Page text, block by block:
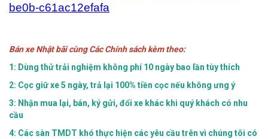
be0b-c61ac12efafa
Bán xe Nhật bãi cùng Các Chính sách kèm theo:
1: Dùng thử trải nghiệm không phí 10 ngày bao lần tùy thích
2: Cọc giữ xe 5 ngày, trả lại 100% tiền cọc nếu không ưng ý
3: Nhận mua lại, bán, ký gửi, đổi xe khác khi quý khách có nhu
cầu
4: Các sàn TMDT khó thực hiện các yêu cầu trên vì chúng tôi có